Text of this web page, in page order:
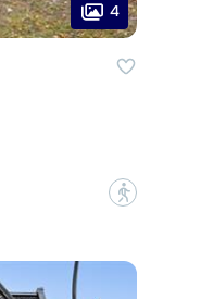
4
?